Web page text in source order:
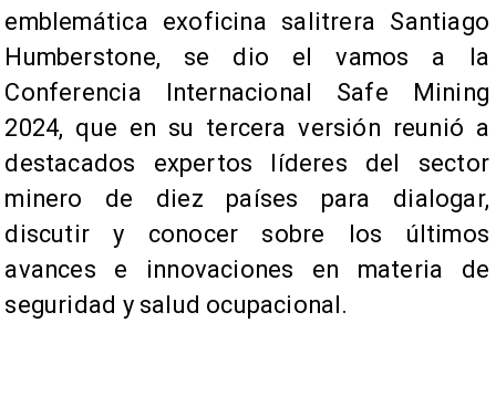
emblemática exoficina salitrera Santiago
Humberstone, se dio el vamos a la
Conferencia Internacional Safe Mining
2024, que en su tercera versión reunió a
destacados expertos líderes del sector
minero de diez países para dialogar,
discutir y conocer sobre los últimos
avances e innovaciones en materia de
seguridad y salud ocupacional.